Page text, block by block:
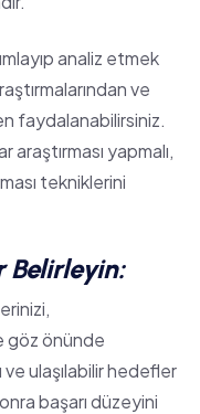
analiz etmek
ve
faydalanabilirsiniz.
yapmalı,
tekniklerini
Belirleyin:
göz önünde
ulaşılabilir hedefler
başarı düzeyini